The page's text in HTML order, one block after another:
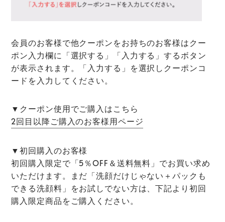
会員のお客様で他クーポンをお持ちのお客様は クー
ポン入力欄に
「選択する」「入力する」するボタン
が表示されます。
「入力する」を選択しクーポ ンコ
ードを入力してください。
▼クーポン使用でご購入はこちら
2回目以降ご購入のお客様用ページ
▼初回購入のお客様
初回購入限定で「5％OFF＆送料無料 」でお買い求め
いただけます。
まだ「洗顔だけじゃない＋パックも
できる洗顔料」をお試しでない方は、下記より初回
購入限定商品をご購入ください。